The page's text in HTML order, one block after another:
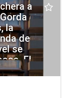
a
la
de
se
El
con
bajo